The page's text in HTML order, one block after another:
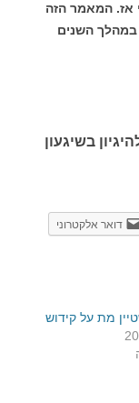
אז. המאמר הזה
השנים
בשיגעון
דואר אלקטרוני
מת על קידוש